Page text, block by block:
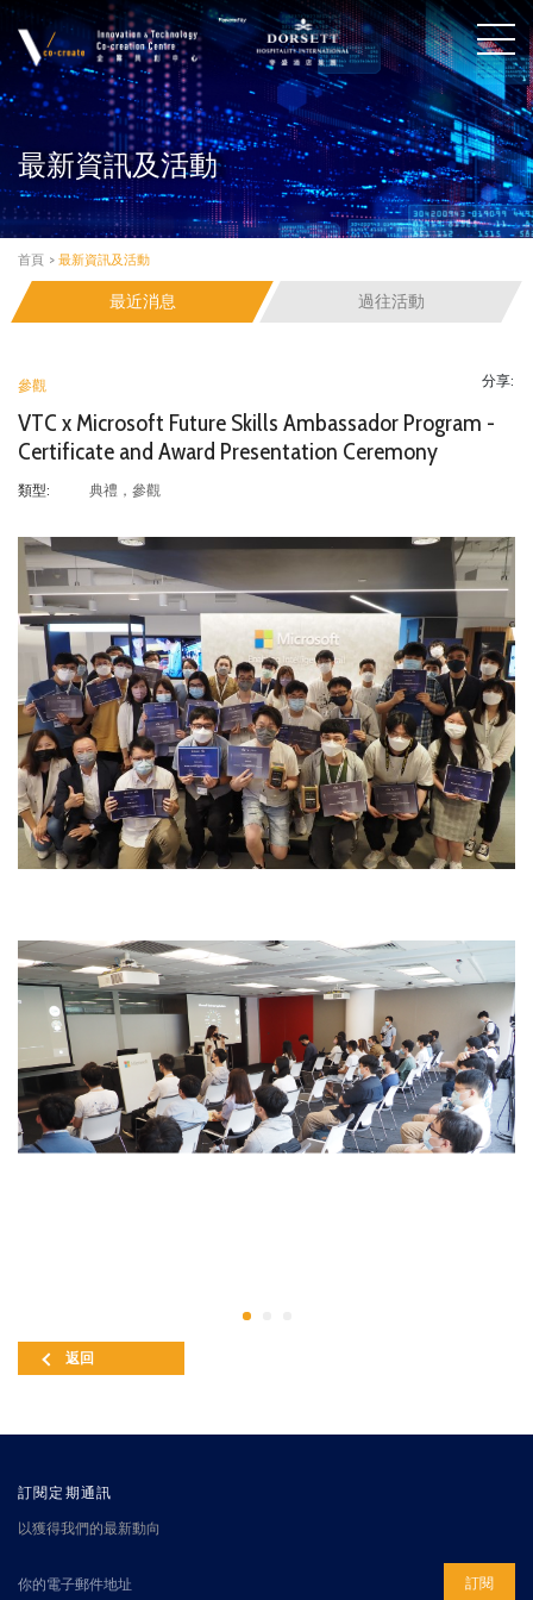
最新資訊及活動
首頁 > 最新資訊及活動
最近消息 過往活動
參觀 分享:
VTC x Microsoft Future Skills Ambassador Program -
Certificate and Award Presentation Ceremony
類型: 典禮，參觀
返回
訂閱定期通訊
以獲得我們的最新動向
訂閱